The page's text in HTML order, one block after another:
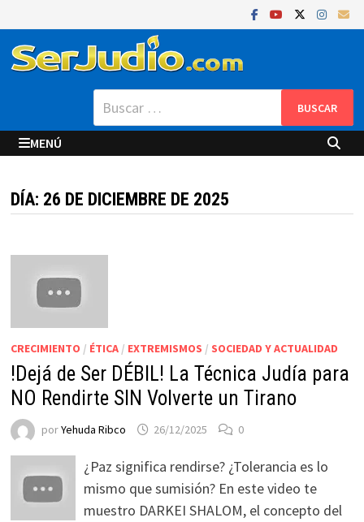
al
contenido
Buscar:
MENÚ
DÍA: 26 DE DICIEMBRE DE 2025
CRECIMIENTO / ÉTICA/ EXTREMISMOS / SOCIEDAD Y ACTUALIDAD
!Dejá de Ser DÉBIL! La Técnica Judía para
NO Rendirte SIN Volverte un Tirano
porYehuda Ribco 26/12/2025 0
¿Paz significa rendirse? ¿Tolerancia es lo
mismo que sumisión? En este video te
muestro DARKEI SHALOM, el concepto del